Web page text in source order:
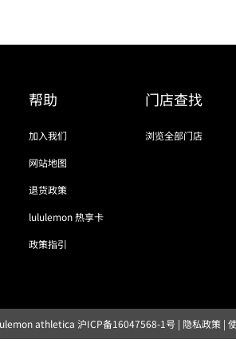
帮助
加入我们
网站地图
退货政策
lululemon 热享卡
政策指引
门店查找
浏览全部门店
athletica 沪ICP备16047568-1号 | 隐私政策|